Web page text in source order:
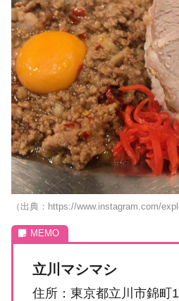
（出典：https://www.instagram.com/
立川マシマシ
住所：東京都立川市錦町